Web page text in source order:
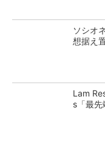
ソシオ
想据え
Lam
s「最